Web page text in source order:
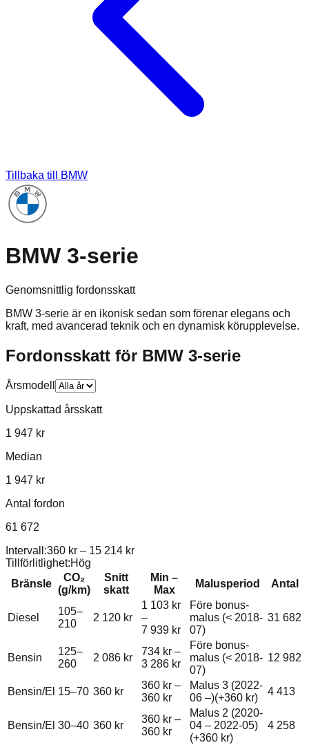
Tillbaka till BMW
BMW 3-serie
Genomsnittlig fordonsskatt
BMW 3-serie är en ikonisk sedan som förenar elegans och
kraft, med avancerad teknik och en dynamisk körupplevelse.
Fordonsskatt för BMW 3-serie
Årsmodell
Uppskattad årsskatt
1 947 kr
Median
1 947 kr
Antal fordon
61 672
Intervall:360 kr – 15 214 kr
Tillförlitlighet:Hög
Bränsle
CO₂
(g/km)
Snitt
skatt
Min –
Max
Malusperiod Antal
Diesel
105–
210
2 120 kr
1 103 kr
–
7 939 kr
Före bonus-
malus (< 2018-
07)
31 682
Bensin
125–
260
2 086 kr
734 kr –
3 286 kr
Före bonus-
malus (< 2018-
07)
12 982
Bensin/El 15–70 360 kr
360 kr –
360 kr
Malus 3 (2022-
06 –)(+360 kr)
4 413
Bensin/El 30–40 360 kr
360 kr –
360 kr
Malus 2 (2020-
04 – 2022-05)
(+360 kr)
4 258